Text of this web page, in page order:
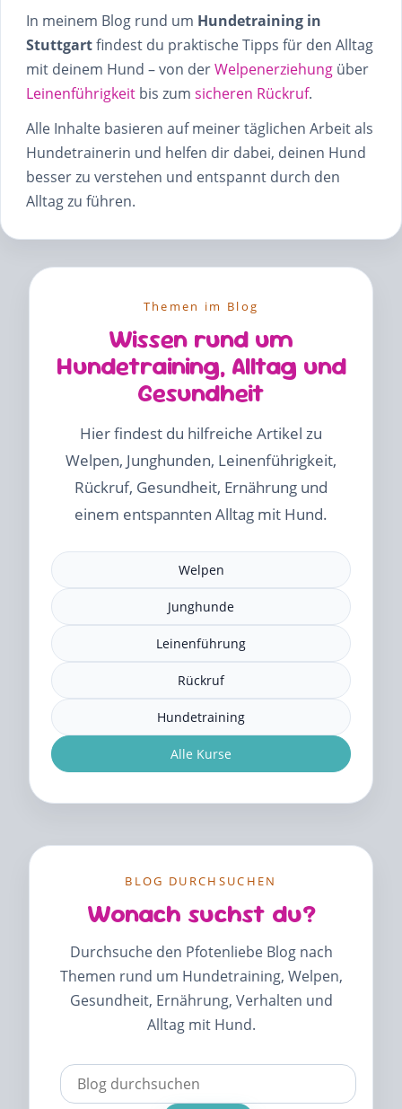
In meinem Blog rund um Hundetraining in
Stuttgartfindest du praktische Tipps für den Alltag
mit deinem Hund – von derWelpenerziehung über
Leinenführigkeit bis zum sicheren Rückruf.
Alle Inhalte basieren auf meiner täglichen Arbeit als
Hundetrainerin und helfen dir dabei, deinen Hund
besser zu verstehen und entspannt durch den
Alltag zu führen.
Themen im Blog
Wissen rund um
Hundetraining, Alltag und
Gesundheit
Hier findest du hilfreiche Artikel zu
Welpen, Junghunden, Leinenführigkeit,
Rückruf, Gesundheit, Ernährung und
einem entspannten Alltag mit Hund.
Welpen
Junghunde
Leinenführung
Rückruf
Hundetraining
Alle Kurse
BLOG DURCHSUCHEN
Wonach suchst du?
Durchsuche den Pfotenliebe Blog nach
Themen rund um Hundetraining, Welpen,
Gesundheit, Ernährung, Verhalten und
Alltag mit Hund.